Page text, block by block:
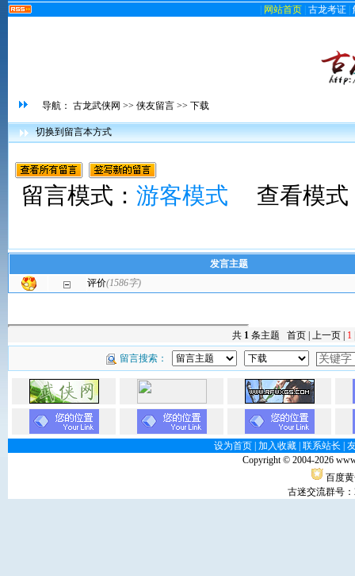
网站首页 古龙考证
导航： 古龙武侠网 >> 侠友留言 >> 下载
切换到留言本方式
留言模式： 游客模式 查看模式
发言主题
评价(1586字)
共 1条主题 首页 | 上一页 | 1
留言搜索：
设为首页 加入收藏 联系站长
Copyright © 2004-2026
百度
古迷交流群号